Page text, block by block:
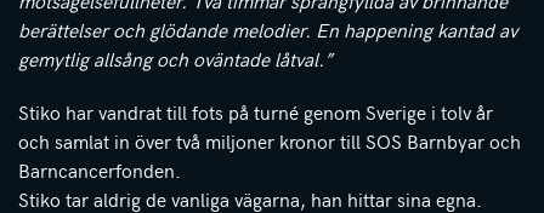
berättelser och glödande melodier. En happening kantad av
gemytlig allsång och oväntade låtval.”
Stiko har vandrat till fots på turné genom Sverige i tolv år
och samlat in över två miljoner kronor till SOS Barnbyar och
Barncancerfonden.
Stiko tar aldrig de vanliga vägarna, han hittar sina egna.